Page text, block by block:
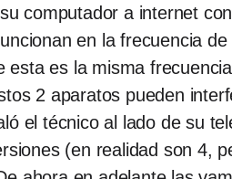
computador a internet
en la frecuencia
es la misma
2 aparatos pueden
el técnico al lado de su
(en realidad son 4,